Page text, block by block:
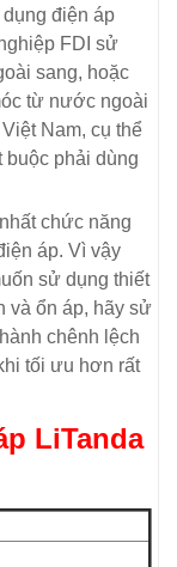
điện áp
FDI sử
sang, hoặc
từ nước ngoài
Nam, cụ thể
buộc phải dùng
chức năng
áp. Vì vậy
sử dụng thiết
và ổn áp, hãy sử
chênh lệch
tối ưu hơn rất
LiTanda